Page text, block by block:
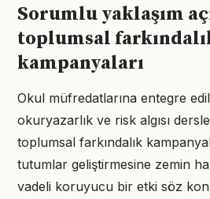
Sorumlu yaklaşım
toplumsal
kampanyaları
Okul müfredatlarına entegre
okuryazarlık ve risk algısı
toplumsal farkındalık
tutumlar geliştirmesine zemin
vadeli koruyucu bir etki söz